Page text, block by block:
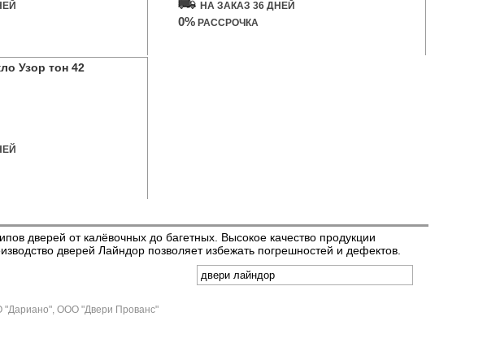
НА ЗАКАЗ 36 ДНЕЙ
0% РАССРОЧКА
Узор тон 42
дверей от калёвочных до багетных. Высокое качество продукции
дверей Лайндор позволяет избежать погрешностей и дефектов.
"Дариано", ООО "Двери Прованс"